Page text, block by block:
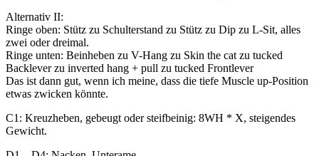
Alternativ II:
Ringe oben: Stütz zu Schulterstand zu Stütz zu Dip zu L-Sit, alles
zwei oder dreimal.
Ringe unten: Beinheben zu V-Hang zu Skin the cat zu tucked
Backlever zu inverted hang + pull zu tucked Frontlever
Das ist dann gut, wenn ich meine, dass die tiefe Muscle up-Position
etwas zwicken könnte.
C1: Kreuzheben, gebeugt oder steifbeinig: 8WH * X, steigendes
Gewicht.